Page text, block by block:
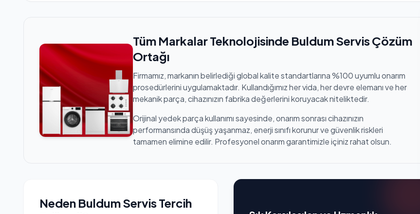
Tüm Markalar Teknolojisinde Buldum Servis Çözüm
Ortağı
Firmamız, markanın belirlediği global kalite standartlarına %100 uyumlu onarım
prosedürlerini uygulamaktadır. Kullandığımız her vida, her devre elemanı ve her
mekanik parça, cihazınızın fabrika değerlerini koruyacak niteliktedir.
Orijinal yedek parça kullanımı sayesinde, onarım sonrası cihazınızın
performansında düşüş yaşanmaz, enerji sınıfı korunur ve güvenlik riskleri
tamamen elimine edilir. Profesyonel onarım garantimizle içiniz rahat olsun.
Neden Buldum Servis Tercih